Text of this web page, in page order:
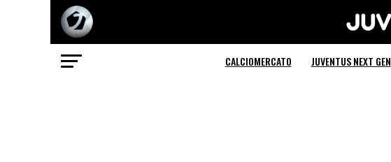
CALCIOMERCATO JUVENTUS NEXT GEN